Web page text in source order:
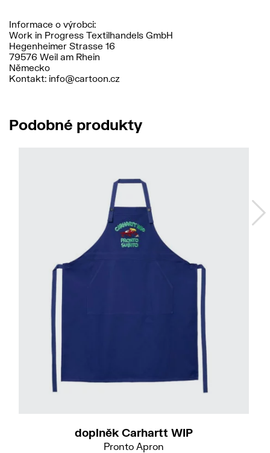
Informace o výrobci:
Work in Progress Textilhandels GmbH
Hegenheimer Strasse 16
79576 Weil am Rhein
Německo
Kontakt: info@cartoon.cz
Podobné produkty
doplněk Carhartt WIP
Pronto Apron